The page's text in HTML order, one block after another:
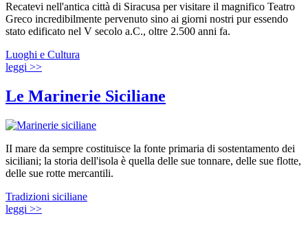
Recatevi nell'antica città di Siracusa per visitare il magnifico Teatro
Greco incredibilmente pervenuto sino ai giorni nostri pur essendo
stato edificato nel V secolo a.C., oltre 2.500 anni fa.
Luoghi e Cultura
leggi >>
Le Marinerie Siciliane
II mare da sempre costituisce la fonte primaria di sostentamento dei
siciliani; la storia dell'isola è quella delle sue tonnare, delle sue flotte,
delle sue rotte mercantili.
Tradizioni siciliane
leggi >>